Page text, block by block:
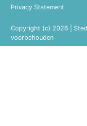
Copyright (c) 2026 |
voorbehouden
Privacy Statement